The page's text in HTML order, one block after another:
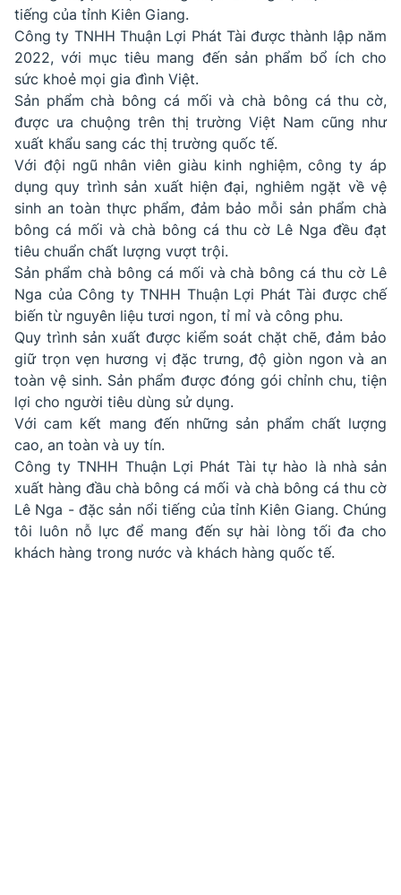
tiếng của tỉnh Kiên Giang.
Công ty TNHH Thuận Lợi Phát Tài được thành lập năm
2022, với mục tiêu mang đến sản phẩm bổ ích cho
sức khoẻ mọi gia đình Việt.
Sản phẩm chà bông cá mối và chà bông cá thu cờ,
được ưa chuộng trên thị trường Việt Nam cũng như
xuất khẩu sang các thị trường quốc tế.
Với đội ngũ nhân viên giàu kinh nghiệm, công ty áp
dụng quy trình sản xuất hiện đại, nghiêm ngặt về vệ
sinh an toàn thực phẩm, đảm bảo mỗi sản phẩm chà
bông cá mối và chà bông cá thu cờ Lê Nga đều đạt
tiêu chuẩn chất lượng vượt trội.
Sản phẩm chà bông cá mối và chà bông cá thu cờ Lê
Nga của Công ty TNHH Thuận Lợi Phát Tài được chế
biến từ nguyên liệu tươi ngon, tỉ mỉ và công phu.
Quy trình sản xuất được kiểm soát chặt chẽ, đảm bảo
giữ trọn vẹn hương vị đặc trưng, độ giòn ngon và an
toàn vệ sinh. Sản phẩm được đóng gói chỉnh chu, tiện
lợi cho người tiêu dùng sử dụng.
​Với cam kết mang đến những sản phẩm chất lượng
cao, an toàn và uy tín.
Công ty TNHH Thuận Lợi Phát Tài tự hào là nhà sản
xuất hàng đầu chà bông cá mối và chà bông cá thu cờ
Lê Nga - đặc sản nổi tiếng của tỉnh Kiên Giang. Chúng
tôi luôn nỗ lực để mang đến sự hài lòng tối đa cho
khách hàng trong nước và khách hàng quốc tế.